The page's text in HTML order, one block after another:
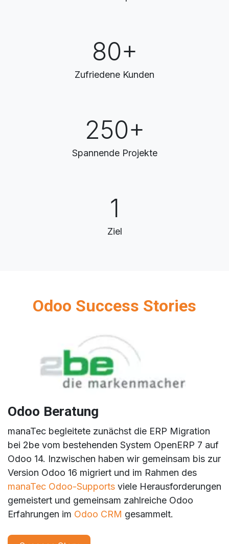
80+
Zufriedene Kunden
250+
Spannende Projekte
1
Ziel
Odoo Success Stories
Odoo Beratung
manaTec begleitete zunächst die ERP Migration
bei 2be vom bestehenden System OpenERP 7 auf
Odoo 14. Inzwischen haben wir gemeinsam bis zur
Version Odoo 16 migriert und im Rahmen des
manaTec Odoo-Supports viele Herausforderungen
gemeistert und gemeinsam zahlreiche Odoo
Erfahrungen im Odoo CRM gesammelt.